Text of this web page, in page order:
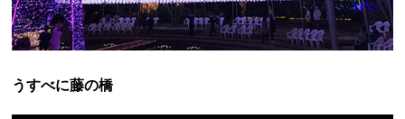
うすべに藤の橋